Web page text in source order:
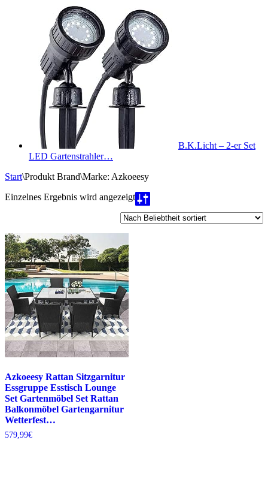
B.K.Licht – 2-er Set
LED Gartenstrahler…
Start\Produkt Brand\Marke: Azkoeesy
Einzelnes Ergebnis wird angezeigt
Azkoeesy Rattan Sitzgarnitur
Essgruppe Esstisch Lounge
Set Gartenmöbel Set Rattan
Balkonmöbel Gartengarnitur
Wetterfest…
579,99€